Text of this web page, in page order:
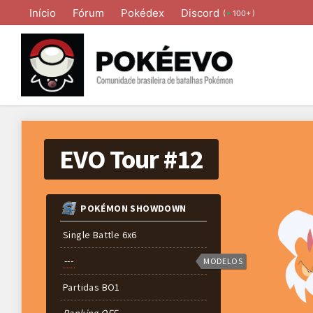
Início Fórum Pokédex Discord ( 100+ )
EVO Tour #12
POKÉMON SHOWDOWN
Single Battle 6x6
---
Partidas BO1
MODELOS